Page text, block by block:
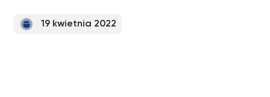
19 kwietnia 2022